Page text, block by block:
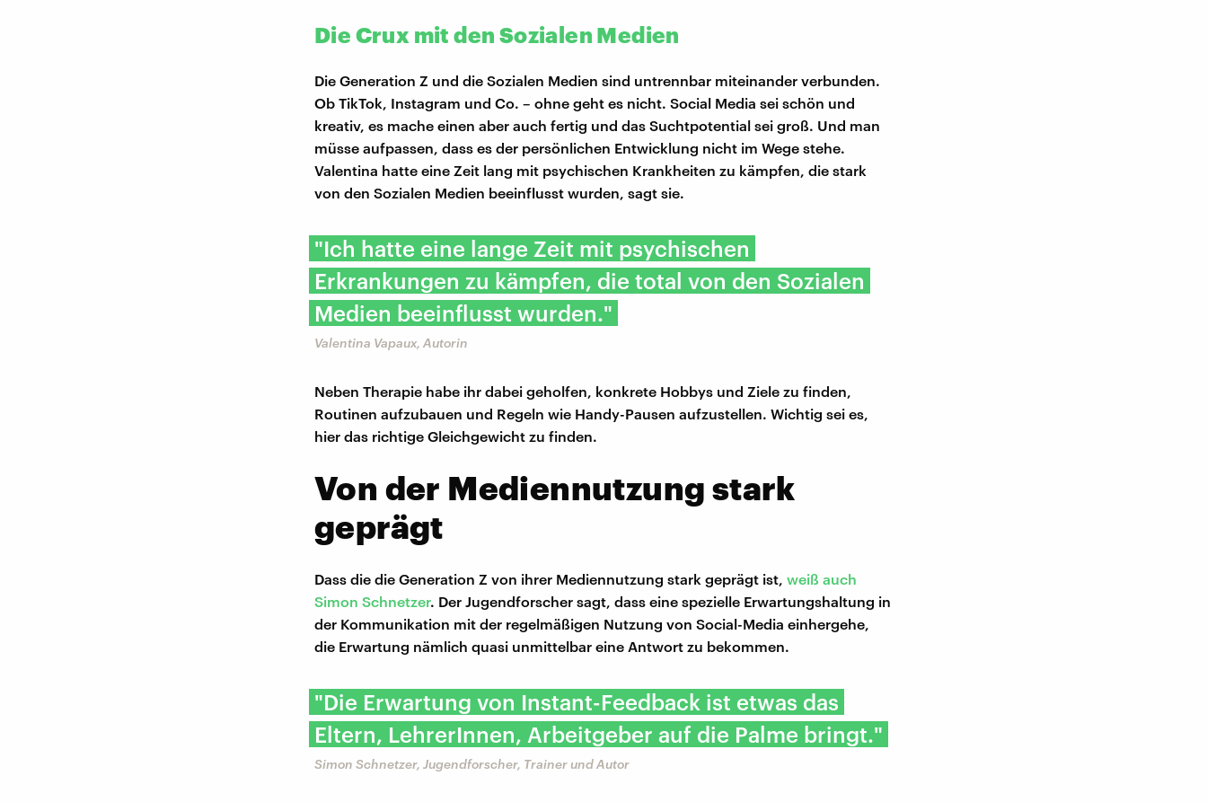
Die Crux mit den Sozialen Medien
Die Generation Z und die Sozialen Medien sind untrennbar miteinander verbunden.
Ob TikTok, Instagram und Co. – ohne geht es nicht. Social Media sei schön und
kreativ, es mache einen aber auch fertig und das Suchtpotential sei groß. Und man
müsse aufpassen, dass es der persönlichen Entwicklung nicht im Wege stehe.
Valentina hatte eine Zeit lang mit psychischen Krankheiten zu kämpfen, die stark
von den Sozialen Medien beeinflusst wurden, sagt sie.
"Ich hatte eine lange Zeit mit psychischen
Erkrankungen zu kämpfen, die total von den Sozialen
Medien beeinflusst wurden."
Valentina Vapaux, Autorin
Neben Therapie habe ihr dabei geholfen, konkrete Hobbys und Ziele zu finden,
Routinen aufzubauen und Regeln wie Handy-Pausen aufzustellen. Wichtig sei es,
hier das richtige Gleichgewicht zu finden.
Von der Mediennutzung stark
geprägt
Dass die die Generation Z von ihrer Mediennutzung stark geprägt ist, weiß auch
Simon Schnetzer. Der Jugendforscher sagt, dass eine spezielle Erwartungshaltung in
der Kommunikation mit der regelmäßigen Nutzung von Social-Media einhergehe,
die Erwartung nämlich quasi unmittelbar eine Antwort zu bekommen.
"Die Erwartung von Instant-Feedback ist etwas das
Eltern, LehrerInnen, Arbeitgeber auf die Palme bringt."
Simon Schnetzer, Jugendforscher, Trainer und Autor